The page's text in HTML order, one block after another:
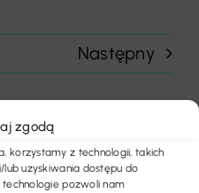
zgodą
korzystamy z technologii, takich
uzyskiwania dostępu do
pozwoli nam
Następny